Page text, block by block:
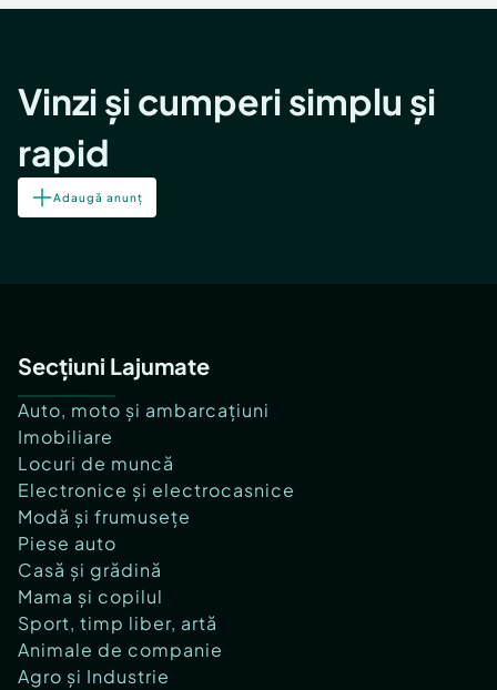
Vinzi și cumperi simplu și
rapid
Adaugă anunț
Secțiuni Lajumate
Auto, moto și ambarcațiuni
Imobiliare
Locuri de muncă
Electronice și electrocasnice
Modă și frumusețe
Piese auto
Casă și grădină
Mama și copilul
Sport, timp liber, artă
Animale de companie
Agro și Industrie